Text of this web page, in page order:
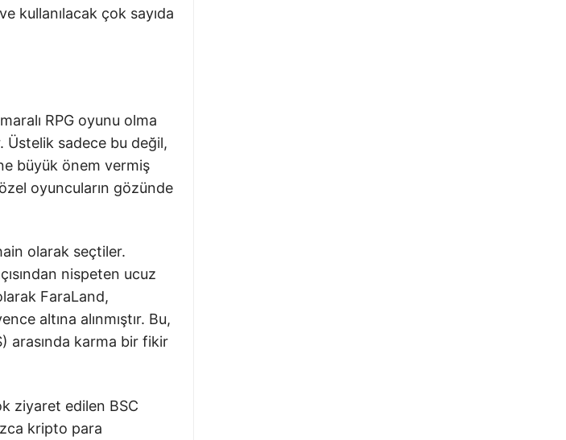
kullanılacak çok sayıda
RPG oyunu olma
sadece bu değil,
büyük önem vermiş
oyuncuların gözünde
olarak seçtiler.
nispeten ucuz
FaraLand,
altına alınmıştır. Bu,
arasında karma bir fikir
ziyaret edilen BSC
kripto para